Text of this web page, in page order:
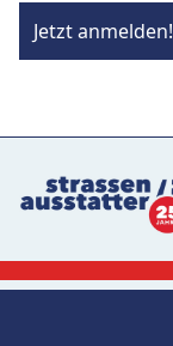
Jetzt anmelden!